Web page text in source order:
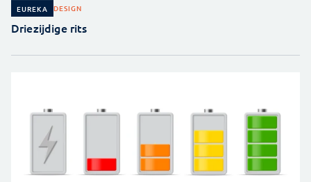
EUREKA DESIGN
Driezijdige rits